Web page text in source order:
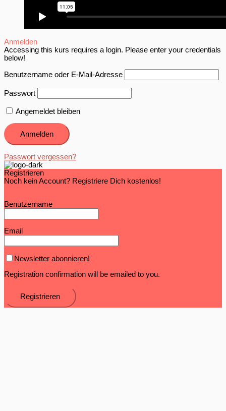
Anmelden
Accessing this kurs requires a login. Please enter your credentials
below!
Benutzername oder E-Mail-Adresse
Passwort
Angemeldet bleiben
Passwort vergessen?
Registrieren
Noch kein Account? Registriere Dich kostenlos!
Benutzername
Email
Newsletter abonnieren!
Registration confirmation will be emailed to you.